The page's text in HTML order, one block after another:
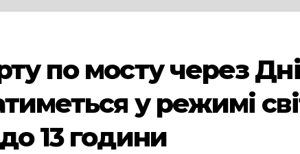
по мосту через
у режимі
13 години